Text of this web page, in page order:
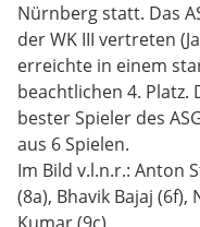
Nürnberg statt. Das
der WK III vertreten
erreichte in einem
beachtlichen 4. Platz.
bester Spieler des
aus 6 Spielen.
Im Bild v.l.n.r.: Anton
(8a), Bhavik Bajaj